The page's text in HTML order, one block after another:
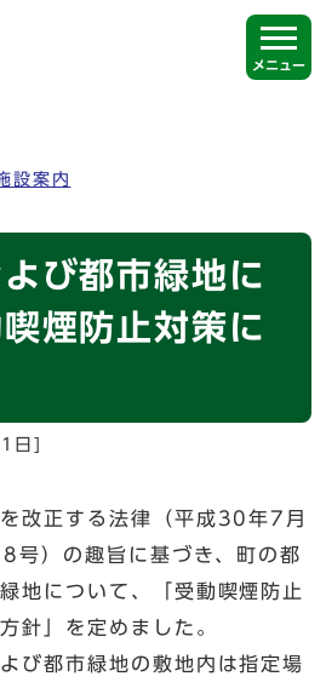
メニュー
設案内
び都市緑地に
煙防止対策に
日
改正する法律（平成30年7月
号）の趣旨に基づき、町の都
地について、「受動喫煙防止
針」を定めました。
び都市緑地の敷地内は指定場